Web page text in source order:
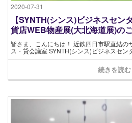
2020-07-31
【SYNTH(シンス)ビジネスセン
貨店WEB物産展(大北海道展)の
皆さま、こんにちは！ 近鉄四日市駅直結の
ス・貸会議室 SYNTH(シンス)ビジネスセン
続きを読む